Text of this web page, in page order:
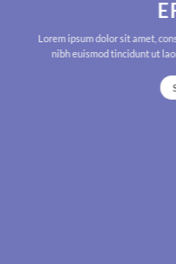
Lorem ipsum dolor sit amet,
nibh euismod tincidunt ut